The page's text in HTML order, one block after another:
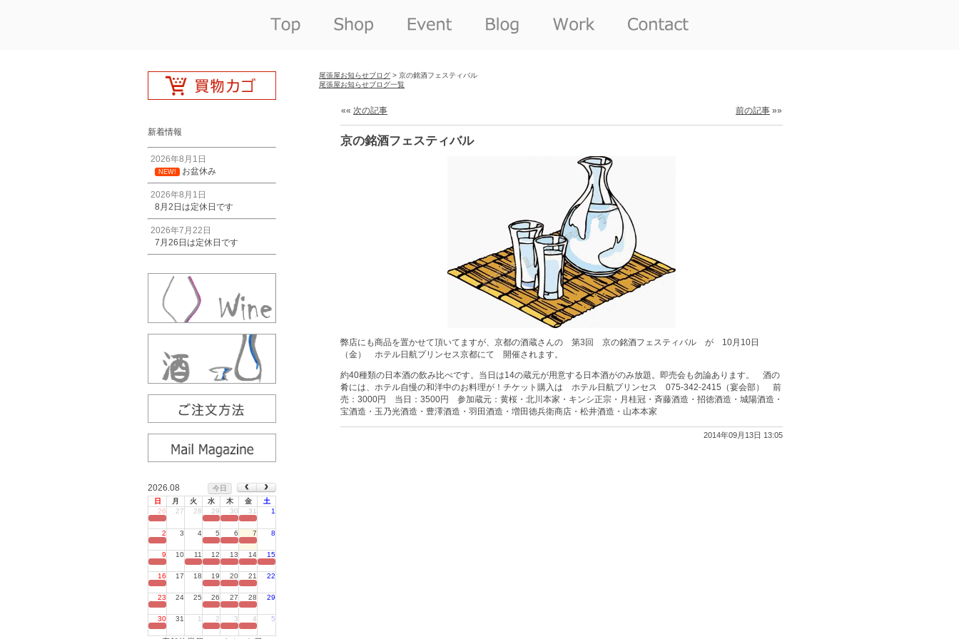
新着情報
2026年8月1日
NEW! お盆休み
2026年8月1日
8月2日は定休日です
2026年7月22日
7月26日は定休日です
2026.08
今日
日
月 火 水 木 金
土
26
27 28 29 30 31 1
2 3 4 5 6 7 8
9 10 11 12 13 14 15
16 17 18 19 20 21 22
23 24 25 26 27 28 29
30 31 1 2 3 4 5
尾張屋お知らせブログ > 京の銘酒フェスティバル
尾張屋お知らせブログ一覧
«« 次の記事 前の記事 »»
京の銘酒フェスティバル
弊店にも商品を置かせて頂いてますが、京都の酒蔵さんの 第3回 京の銘酒フェスティバル が 10月10日
（金） ホテル日航プリンセス京都にて 開催されます。
約40種類の日本酒の飲み比べです。当日は14の蔵元が用意する日本酒がのみ放題。即売会も勿論あります。 酒の
肴には、ホテル自慢の和洋中のお料理が！チケット購入は ホテル日航プリンセス 075-342-2415（宴会部） 前
売：3000円 当日：3500円 参加蔵元：黄桜・北川本家・キンシ正宗・月桂冠・斉藤酒造・招徳酒造・城陽酒造・
宝酒造・玉乃光酒造・豊澤酒造・羽田酒造・増田徳兵衛商店・松井酒造・山本本家
2014年09月13日 13:05